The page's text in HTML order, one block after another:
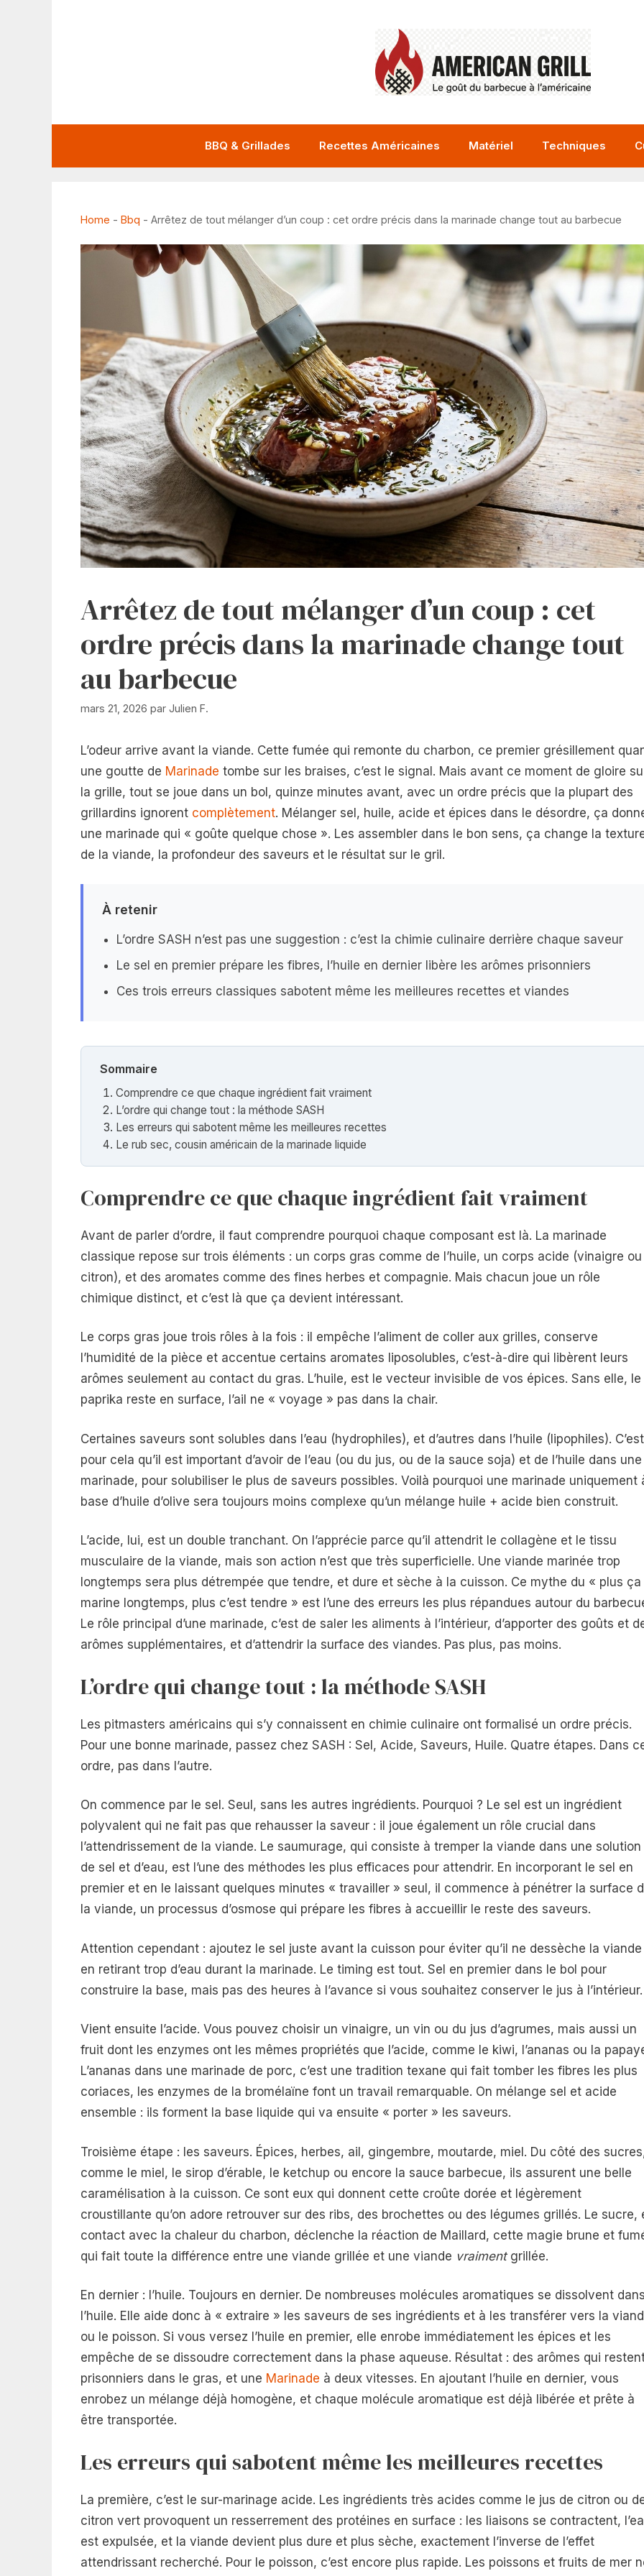
BBQ & Grillades Recettes Américaines Matériel Techniques
Home - Bbq - Arrêtez de tout mélanger d’un coup : cet ordre précis dans la marinade change tout au barbecue
Arrêtez de tout mélanger d’un coup : cet
ordre précis dans la marinade change tout
au barbecue
mars 21, 2026 par Julien F.
L’odeur arrive avant la viande. Cette fumée qui remonte du charbon, ce premier grésillement
une goutte de Marinade tombe sur les braises, c’est le signal. Mais avant ce moment de gloire
la grille, tout se joue dans un bol, quinze minutes avant, avec un ordre précis que la plupart des
grillardins ignorent complètement. Mélanger sel, huile, acide et épices dans le désordre, ça
une marinade qui « goûte quelque chose ». Les assembler dans le bon sens, ça change la
de la viande, la profondeur des saveurs et le résultat sur le gril.
À retenir
L’ordre SASH n’est pas une suggestion : c’est la chimie culinaire derrière chaque saveur
Le sel en premier prépare les fibres, l’huile en dernier libère les arômes prisonniers
Ces trois erreurs classiques sabotent même les meilleures recettes et viandes
Sommaire
Comprendre ce que chaque ingrédient fait vraiment
L’ordre qui change tout : la méthode SASH
Les erreurs qui sabotent même les meilleures recettes
Le rub sec, cousin américain de la marinade liquide
Comprendre ce que chaque ingrédient fait vraiment
Avant de parler d’ordre, il faut comprendre pourquoi chaque composant est là. La marinade
classique repose sur trois éléments : un corps gras comme de l’huile, un corps acide (vinaigre ou
citron), et des aromates comme des fines herbes et compagnie. Mais chacun joue un rôle
chimique distinct, et c’est là que ça devient intéressant.
Le corps gras joue trois rôles à la fois : il empêche l’aliment de coller aux grilles, conserve
l’humidité de la pièce et accentue certains aromates liposolubles, c’est-à-dire qui libèrent leurs
arômes seulement au contact du gras. L’huile, est le vecteur invisible de vos épices. Sans elle, le
paprika reste en surface, l’ail ne « voyage » pas dans la chair.
Certaines saveurs sont solubles dans l’eau (hydrophiles), et d’autres dans l’huile (lipophiles). C’est
pour cela qu’il est important d’avoir de l’eau (ou du jus, ou de la sauce soja) et de l’huile dans une
marinade, pour solubiliser le plus de saveurs possibles. Voilà pourquoi une marinade uniquement
base d’huile d’olive sera toujours moins complexe qu’un mélange huile + acide bien construit.
L’acide, lui, est un double tranchant. On l’apprécie parce qu’il attendrit le collagène et le tissu
musculaire de la viande, mais son action n’est que très superficielle. Une viande marinée trop
longtemps sera plus détrempée que tendre, et dure et sèche à la cuisson. Ce mythe du « plus ça
marine longtemps, plus c’est tendre » est l’une des erreurs les plus répandues autour du
Le rôle principal d’une marinade, c’est de saler les aliments à l’intérieur, d’apporter des goûts et
arômes supplémentaires, et d’attendrir la surface des viandes. Pas plus, pas moins.
L’ordre qui change tout : la méthode SASH
Les pitmasters américains qui s’y connaissent en chimie culinaire ont formalisé un ordre précis.
Pour une bonne marinade, passez chez SASH : Sel, Acide, Saveurs, Huile. Quatre étapes. Dans
ordre, pas dans l’autre.
On commence par le sel. Seul, sans les autres ingrédients. Pourquoi ? Le sel est un ingrédient
polyvalent qui ne fait pas que rehausser la saveur : il joue également un rôle crucial dans
l’attendrissement de la viande. Le saumurage, qui consiste à tremper la viande dans une solution
de sel et d’eau, est l’une des méthodes les plus efficaces pour attendrir. En incorporant le sel en
premier et en le laissant quelques minutes « travailler » seul, il commence à pénétrer la surface
la viande, un processus d’osmose qui prépare les fibres à accueillir le reste des saveurs.
Attention cependant : ajoutez le sel juste avant la cuisson pour éviter qu’il ne dessèche la viande
en retirant trop d’eau durant la marinade. Le timing est tout. Sel en premier dans le bol pour
construire la base, mais pas des heures à l’avance si vous souhaitez conserver le jus à l’intérieur.
Vient ensuite l’acide. Vous pouvez choisir un vinaigre, un vin ou du jus d’agrumes, mais aussi un
fruit dont les enzymes ont les mêmes propriétés que l’acide, comme le kiwi, l’ananas ou la
L’ananas dans une marinade de porc, c’est une tradition texane qui fait tomber les fibres les plus
coriaces, les enzymes de la bromélaïne font un travail remarquable. On mélange sel et acide
ensemble : ils forment la base liquide qui va ensuite « porter » les saveurs.
Troisième étape : les saveurs. Épices, herbes, ail, gingembre, moutarde, miel. Du côté des
comme le miel, le sirop d’érable, le ketchup ou encore la sauce barbecue, ils assurent une belle
caramélisation à la cuisson. Ce sont eux qui donnent cette croûte dorée et légèrement
croustillante qu’on adore retrouver sur des ribs, des brochettes ou des légumes grillés. Le sucre,
contact avec la chaleur du charbon, déclenche la réaction de Maillard, cette magie brune et
qui fait toute la différence entre une viande grillée et une viande vraimentgrillée.
En dernier : l’huile. Toujours en dernier. De nombreuses molécules aromatiques se dissolvent
l’huile. Elle aide donc à « extraire » les saveurs de ses ingrédients et à les transférer vers la
ou le poisson. Si vous versez l’huile en premier, elle enrobe immédiatement les épices et les
empêche de se dissoudre correctement dans la phase aqueuse. Résultat : des arômes qui
prisonniers dans le gras, et une Marinade à deux vitesses. En ajoutant l’huile en dernier, vous
enrobez un mélange déjà homogène, et chaque molécule aromatique est déjà libérée et prête à
être transportée.
Les erreurs qui sabotent même les meilleures recettes
La première, c’est le sur-marinage acide. Les ingrédients très acides comme le jus de citron ou
citron vert provoquent un resserrement des protéines en surface : les liaisons se contractent,
est expulsée, et la viande devient plus dure et plus sèche, exactement l’inverse de l’effet
attendrissant recherché. Pour le poisson, c’est encore plus rapide. Les poissons et fruits de mer